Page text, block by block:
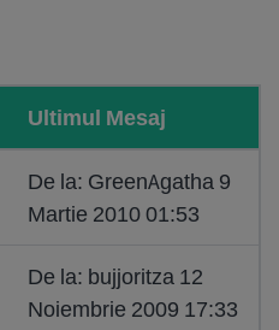
Ultimul Mesaj
De la: GreenAgatha 9
Martie 2010 01:53
De la: bujjoritza 12
Noiembrie 2009 17:33